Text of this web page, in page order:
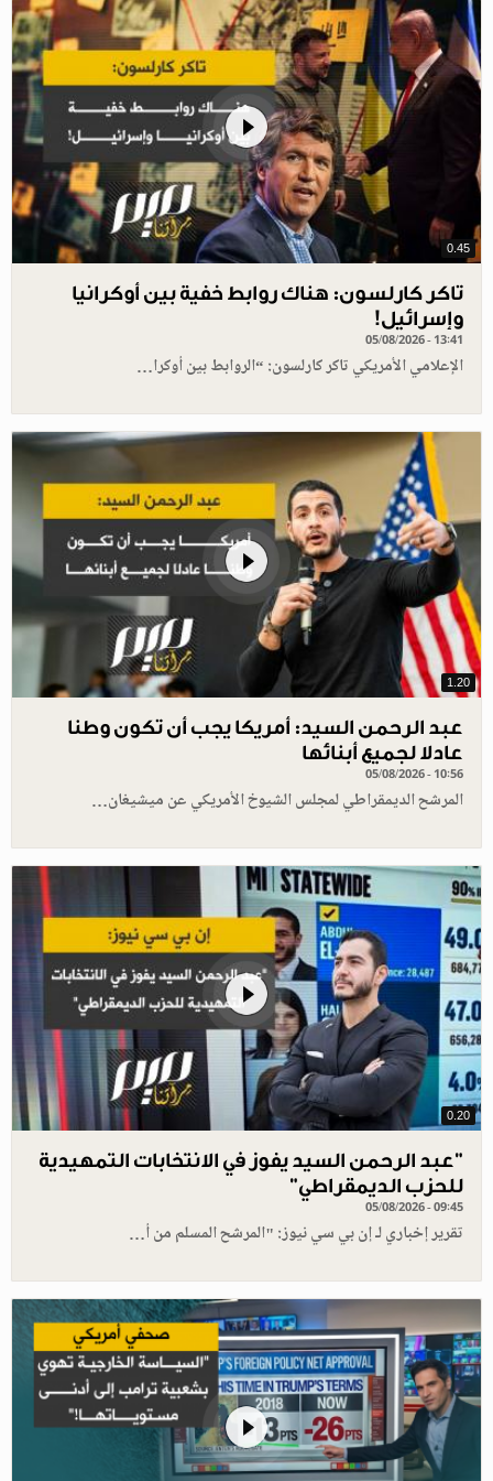
0.45
تاكر كارلسون: هناك روابط خفية بين أوكرانيا
وإسرائيل!
05/08/2026 - 13:41
الإعلامي الأمريكي تاكر كارلسون: “الروابط بين أوكرا…
1.20
عبد الرحمن السيد: أمريكا يجب أن تكون وطنا
عادلا لجميع أبنائها
05/08/2026 - 10:56
المرشح الديمقراطي لمجلس الشيوخ الأمريكي عن ميشيغان…
0.20
"عبد الرحمن السيد يفوز في الانتخابات التمهيدية
للحزب الديمقراطي"
05/08/2026 - 09:45
تقرير إخباري لـ إن بي سي نيوز: "المرشح المسلم من أ…